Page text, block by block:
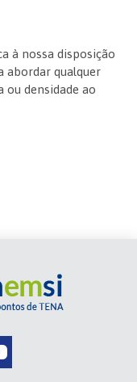
à nossa disposição
abordar qualquer
densidade ao